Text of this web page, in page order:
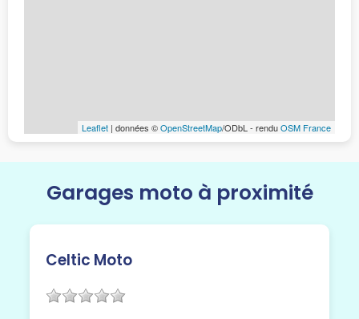
Leaflet | données ©OpenStreetMap/ODbL - renduOSM France
Garages moto à proximité
Celtic Moto